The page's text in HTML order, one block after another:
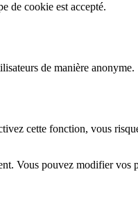
de cookie est accepté.
de manière anonyme.
cette fonction, vous
Vous pouvez modifier vos